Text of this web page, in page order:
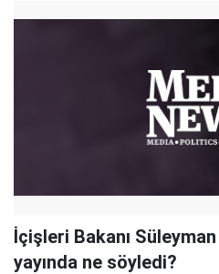
İçişleri Bakanı Süleyman
yayında ne söyledi?